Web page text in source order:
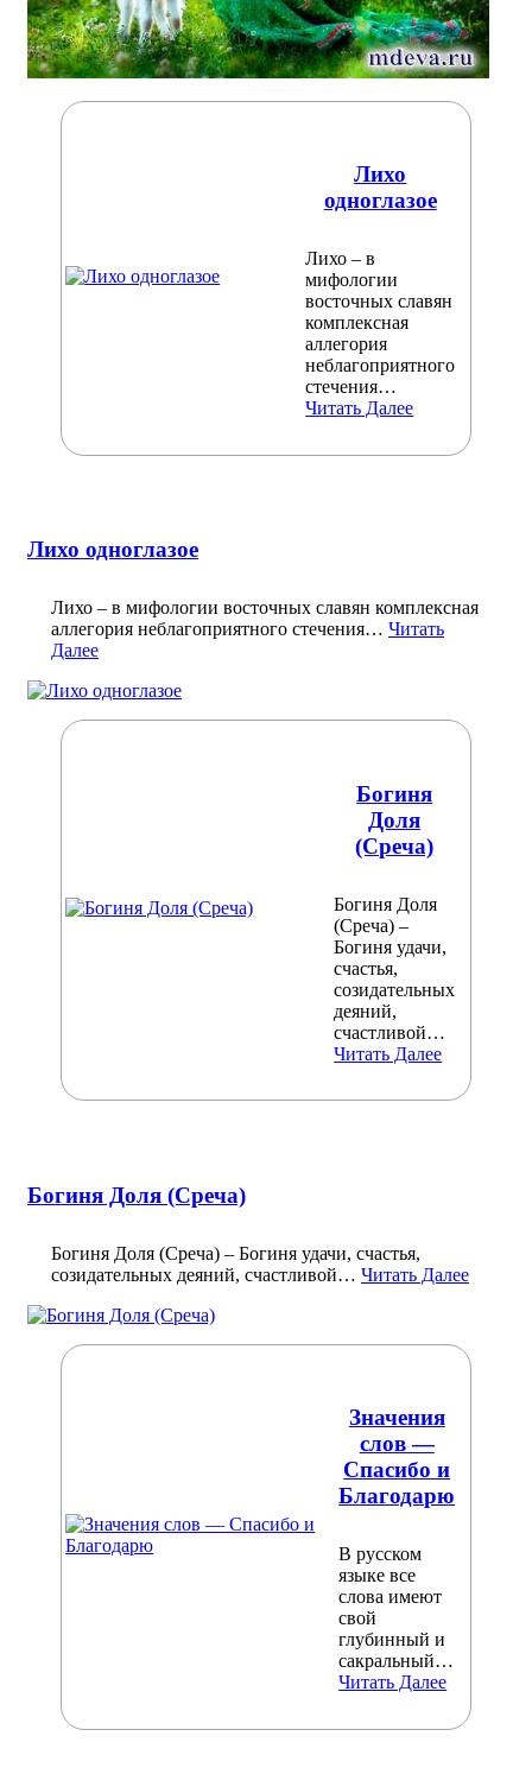
Лихо
одноглазое
Лихо – в
мифологии
восточных славян
комплексная
аллегория
неблагоприятного
стечения…
Читать Далее
Лихо одноглазое
Лихо – в мифологии восточных славян комплексная
аллегория неблагоприятного стечения… Читать
Далее
Богиня
Доля
(Среча)
Богиня Доля
(Среча) –
Богиня удачи,
счастья,
созидательных
деяний,
счастливой…
Читать Далее
Богиня Доля (Среча)
Богиня Доля (Среча) – Богиня удачи, счастья,
созидательных деяний, счастливой… Читать Далее
Значения
слов —
Спасибо и
Благодарю
В русском
языке все
слова имеют
свой
глубинный и
сакральный…
Читать Далее